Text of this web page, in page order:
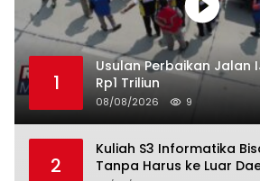
1
Usulan Perbaikan Jalan
Rp1 Triliun
08/08/2026 9
2
Kuliah S3 Informatika
Tanpa Harus ke Luar